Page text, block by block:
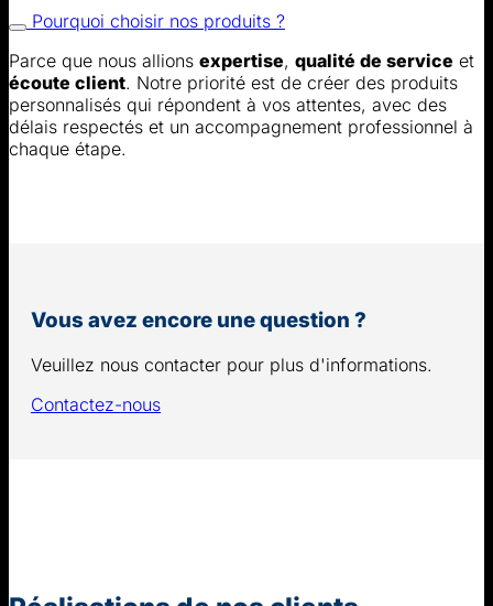
Pourquoi choisir nos produits ?
Parce que nous allions expertise, qualité de service et
écoute client. Notre priorité est de créer des produits
personnalisés qui répondent à vos attentes, avec des
délais respectés et un accompagnement professionnel à
chaque étape.
Vous avez encore une question ?
Veuillez nous contacter pour plus d'informations.
Contactez-nous